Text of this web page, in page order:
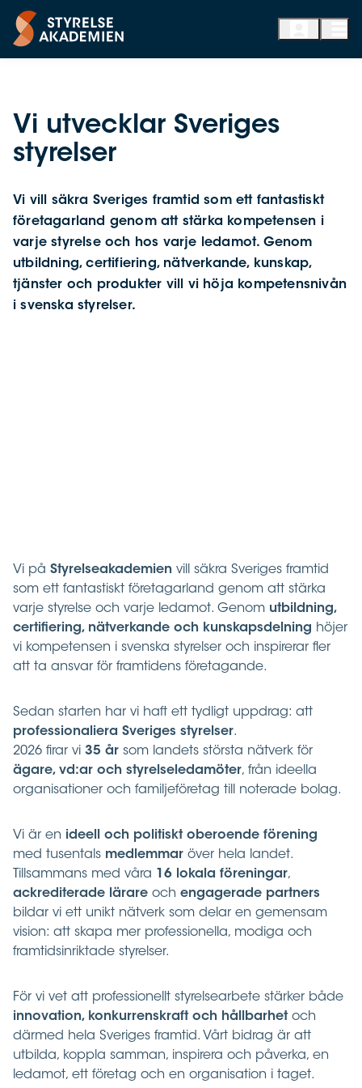
Vi utvecklar Sveriges
styrelser
Vi vill säkra Sveriges framtid som ett fantastiskt
företagarland genom att stärka kompetensen i
varje styrelse och hos varje ledamot. Genom
utbildning, certifiering, nätverkande, kunskap,
tjänster och produkter vill vi höja kompetensnivån
i svenska styrelser.
Vi på Styrelseakademien vill säkra Sveriges framtid
som ett fantastiskt företagarland genom att stärka
varje styrelse och varje ledamot. Genom utbildning,
certifiering, nätverkande och kunskapsdelning höjer
vi kompetensen i svenska styrelser och inspirerar fler
att ta ansvar för framtidens företagande.
Sedan starten har vi haft ett tydligt uppdrag: att
professionaliera Sveriges styrelser.
2026 firar vi 35 år som landets största nätverk för
ägare, vd:ar och styrelseledamöter, från ideella
organisationer och familjeföretag till noterade bolag.
Vi är en ideell och politiskt oberoende förening
med tusentals medlemmar över hela landet.
Tillsammans med våra
16 lokala föreningar,
ackrediterade lärare och engagerade partners
bildar vi ett unikt nätverk som delar en gemensam
vision: att skapa mer professionella, modiga och
framtidsinriktade styrelser.
För vi vet att professionellt styrelsearbete stärker både
innovation, konkurrenskraft och hållbarhetoch
därmed hela Sveriges framtid. Vårt bidrag är att
utbilda, koppla samman, inspirera och påverka, en
ledamot, ett företag och en organisation i taget.